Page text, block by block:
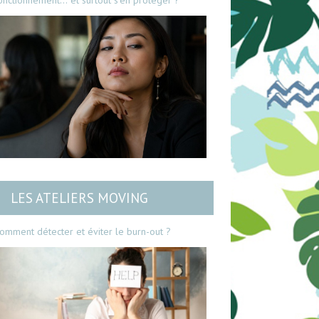
LES ATELIERS MOVING
détecter et éviter le burn-out ?